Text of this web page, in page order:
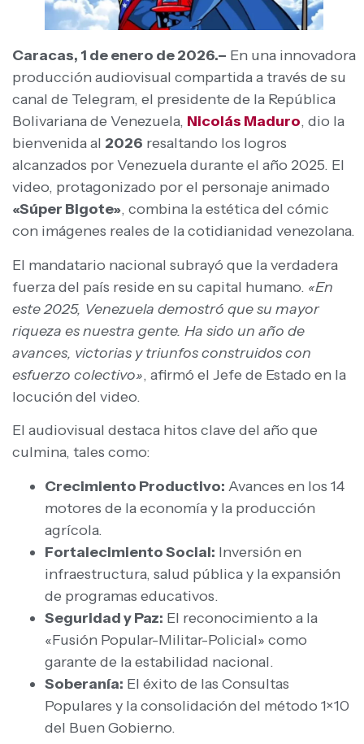
Caracas, 1 de enero de 2026.– En una innovadora
producción audiovisual compartida a través de su
canal de Telegram, el presidente de la República
Bolivariana de Venezuela, Nicolás Maduro, dio la
bienvenida al 2026 resaltando los logros
alcanzados por Venezuela durante el año 2025. El
video, protagonizado por el personaje animado
«Súper Bigote», combina la estética del cómic
con imágenes reales de la cotidianidad venezolana.
​El mandatario nacional subrayó que la verdadera
fuerza del país reside en su capital humano. «En
este 2025, Venezuela demostró que su mayor
riqueza es nuestra gente. Ha sido un año de
avances, victorias y triunfos construidos con
esfuerzo colectivo», afirmó el Jefe de Estado en la
locución del video.
​El audiovisual destaca hitos clave del año que
culmina, tales como:
Crecimiento Productivo: Avances en los 14
motores de la economía y la producción
agrícola.
Fortalecimiento Social: Inversión en
infraestructura, salud pública y la expansión
de programas educativos.
Seguridad y Paz: El reconocimiento a la
«Fusión Popular-Militar-Policial» como
garante de la estabilidad nacional.
Soberanía: El éxito de las Consultas
Populares y la consolidación del método 1×10
del Buen Gobierno.